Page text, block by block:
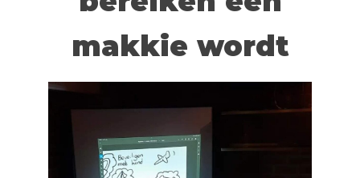
makkie wordt